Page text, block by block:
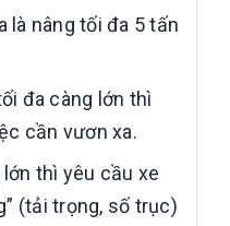
là nâng tối đa 5 tấn
đa càng lớn thì
cần vươn xa.
thì yêu cầu xe
(tải trọng, số trục)